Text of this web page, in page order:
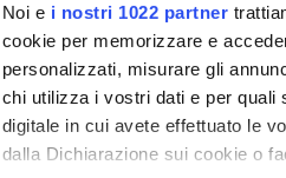
Noi e i nostri 1022 partner
cookie per memorizzare e
personalizzati, misurare gli
chi utilizza i vostri dati e per quali
digitale in cui avete effettuato le
dalla Dichiarazione sui cookie o
Renata
RESEARCH